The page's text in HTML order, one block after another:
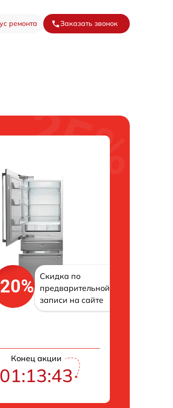
ремонта Заказать звонок
Скидка по
предварительной
записи на сайте
Конец акции
01:13:42